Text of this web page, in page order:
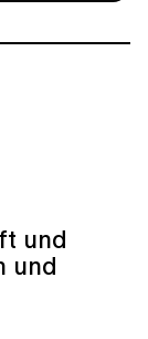
und
und